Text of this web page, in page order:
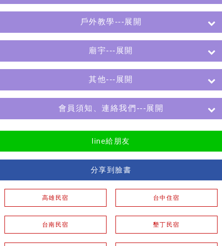
戶外教學---展開
廟宇---展開
其他---展開
會員須知、連絡我們---展開
line給朋友
分享到臉書
高雄民宿 台中住宿
台南民宿 墾丁民宿